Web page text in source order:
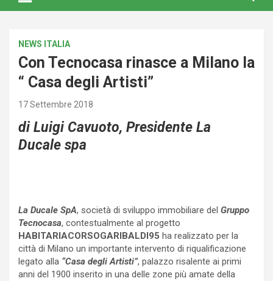
NEWS ITALIA
Con Tecnocasa rinasce a Milano la
“ Casa degli Artisti”
17 Settembre 2018
di Luigi Cavuoto, Presidente La
Ducale spa
La Ducale SpA, società di sviluppo immobiliare del Gruppo
Tecnocasa, contestualmente al progetto
HABITARIACORSOGARIBALDI95 ha realizzato per la
città di Milano un importante intervento di riqualificazione
legato alla “Casa degli Artisti”, palazzo risalente ai primi
anni del 1900 inserito in una delle zone più amate della